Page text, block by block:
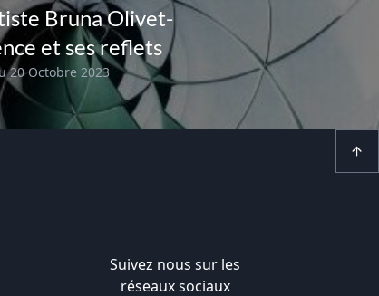
Bruna Olivet-
et ses reflets
20 Octobre 2023
Suivez nous sur les
réseaux sociaux